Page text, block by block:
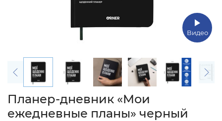
Видео
Планер-дневник «Мои
ежедневные планы» черный